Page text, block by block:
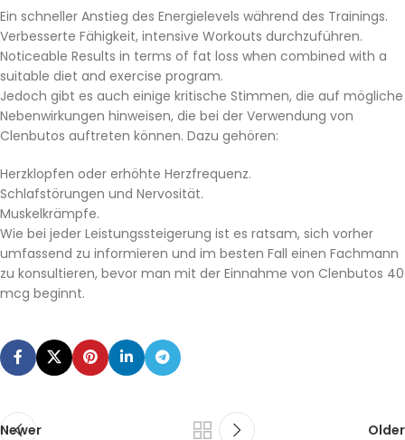
Ein schneller Anstieg des Energielevels während des Trainings.
Verbesserte Fähigkeit, intensive Workouts durchzuführen.
Noticeable Results in terms of fat loss when combined with a
suitable diet and exercise program.
Jedoch gibt es auch einige kritische Stimmen, die auf mögliche
Nebenwirkungen hinweisen, die bei der Verwendung von
Clenbutos auftreten können. Dazu gehören:
Herzklopfen oder erhöhte Herzfrequenz.
Schlafstörungen und Nervosität.
Muskelkrämpfe.
Wie bei jeder Leistungssteigerung ist es ratsam, sich vorher
umfassend zu informieren und im besten Fall einen Fachmann
zu konsultieren, bevor man mit der Einnahme von Clenbutos 40
mcg beginnt.
Newer Older